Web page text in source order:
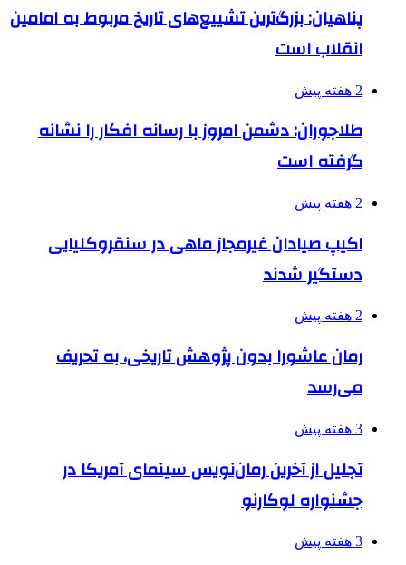
پناهیان: بزرگ‌ترین تشییع‌های تاریخ مربوط به امامین
انقلاب است
2 هفته پیش
طلاجوران: دشمن امروز با رسانه افکار را نشانه
گرفته است
2 هفته پیش
اکیپ صیادان غیرمجاز ماهی در سنقروکلیایی
دستگیر شدند
2 هفته پیش
رمان عاشورا بدون پژوهش تاریخی، به تحریف
می‌رسد
3 هفته پیش
تجلیل از آخرین رمان‌نویس سینمای آمریکا در
جشنواره لوکارنو
3 هفته پیش